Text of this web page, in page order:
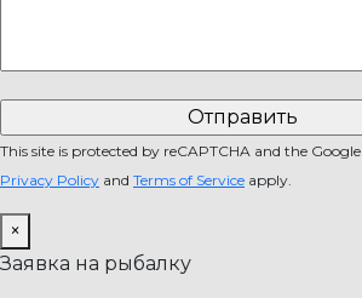
This site is protected by reCAPTCHA and the Google
Privacy Policy and Terms of Service apply.
×
Заявка на рыбалку